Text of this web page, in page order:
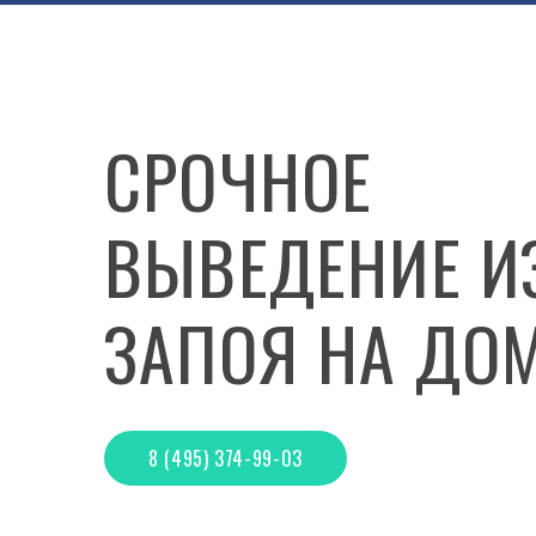
СРОЧНОЕ
ВЫВЕДЕНИЕ
ЗАПОЯ НА
8 (495) 374-99-03